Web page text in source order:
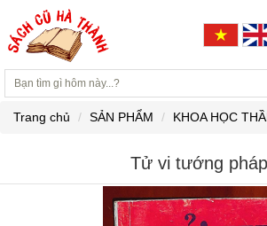
Trang chủ SẢN PHẨM KHOA HỌC
Tử vi tướng pháp